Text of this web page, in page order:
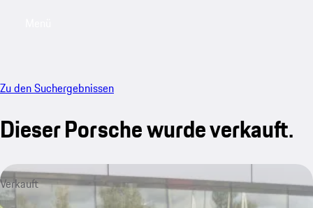
Zu den Suchergebnissen
Dieser Porsche wurde verkauft.
Verkauft